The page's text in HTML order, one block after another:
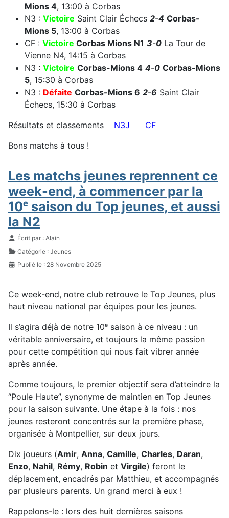
Mions 4, 13:00 à Corbas
N3 : Victoire Saint Clair Échecs 2-4 Corbas-
Mions 5, 13:00 à Corbas
CF : Victoire Corbas Mions N1 3-0 La Tour de
Vienne N4, 14:15 à Corbas
N3 : Victoire Corbas-Mions 4 4-0 Corbas-Mions
5, 15:30 à Corbas
N3 : Défaite Corbas-Mions 6 2-6 Saint Clair
Échecs, 15:30 à Corbas
Résultats et classements N3J
CF
Bons matchs à tous !
Les matchs jeunes reprennent ce
week-end, à commencer par la
10ᵉ saison du Top jeunes, et aussi
la N2
Détails
Écrit par : Alain
Catégorie : Jeunes
Publié le : 28 Novembre 2025
Ce week-end, notre club retrouve le Top Jeunes, plus
haut niveau national par équipes pour les jeunes.
Il s’agira déjà de notre 10ᵉ saison à ce niveau : un
véritable anniversaire, et toujours la même passion
pour cette compétition qui nous fait vibrer année
après année.
Comme toujours, le premier objectif sera d’atteindre la
“Poule Haute”, synonyme de maintien en Top Jeunes
pour la saison suivante. Une étape à la fois : nos
jeunes resteront concentrés sur la première phase,
organisée à Montpellier, sur deux jours.
Dix joueurs (Amir, Anna, Camille, Charles, Daran,
Enzo, Nahil, Rémy, Robin et Virgile) feront le
déplacement, encadrés par Matthieu, et accompagnés
par plusieurs parents. Un grand merci à eux !
Rappelons-le : lors des huit dernières saisons